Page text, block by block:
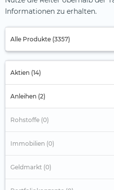
Informationen zu erhalten.
Alle Produkte (3357)
Aktien (14)
Anleihen (2)
Rohstoffe (0)
Immobilien (0)
Geldmarkt (0)